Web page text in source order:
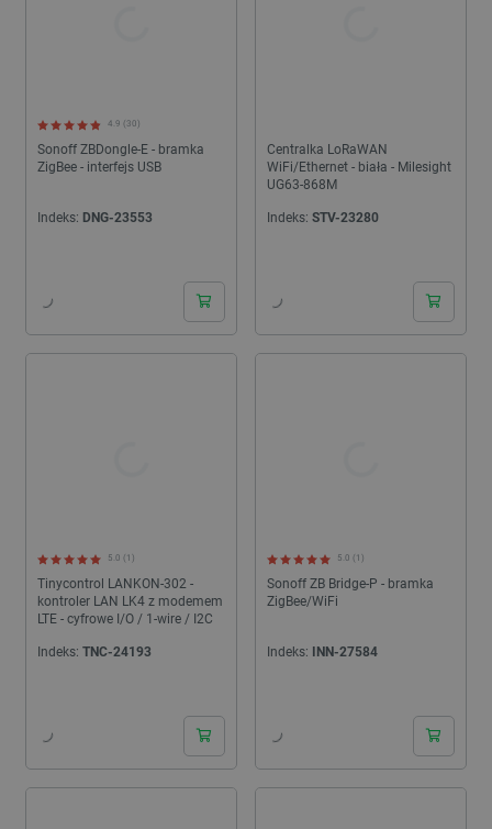
Sonoff ZBDongle-E - bramka
ZigBee - interfejs USB
4.9 (30)
Indeks: DNG-23553
Centralka LoRaWAN
WiFi/Ethernet - biała - Milesight
UG63-868M
Indeks: STV-23280
Tinycontrol LANKON-302 -
kontroler LAN LK4 z modemem
LTE - cyfrowe I/O / 1-wire / I2C
5.0 (1)
Indeks: TNC-24193
Sonoff ZB Bridge-P - bramka
ZigBee/WiFi
5.0 (1)
Indeks: INN-27584